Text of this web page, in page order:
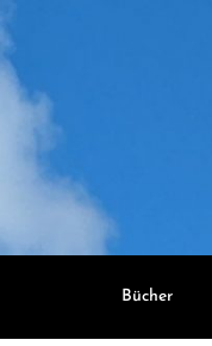
content
Bücher